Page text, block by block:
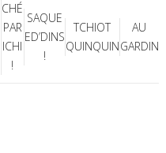
CHÉ
PAR
ICHI
!
SAQUE
ED’DINS
!
TCHIOT
QUINQUIN
AU
GARDIN